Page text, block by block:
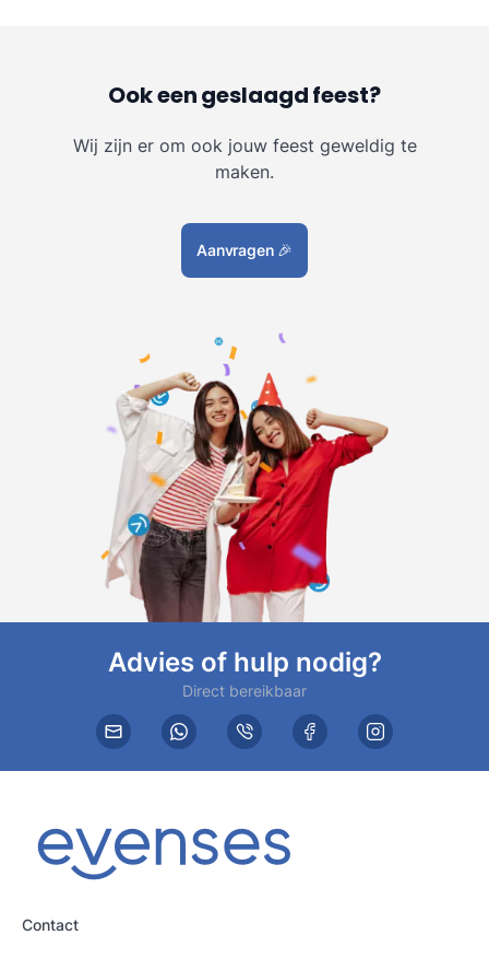
Ook een geslaagd feest?
Wij zijn er om ook jouw feest geweldig te
maken.
Aanvragen 🎉
Advies of hulp nodig?
Direct bereikbaar
Contact